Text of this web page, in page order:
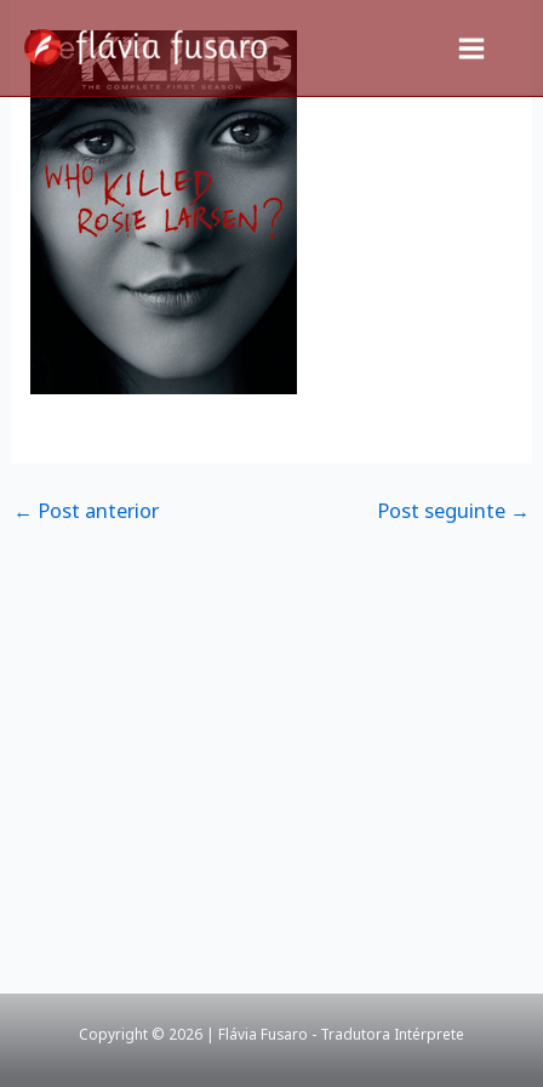
para
conteúdo
← Post anterior Post seguinte →
Copyright © 2026 | Flávia Fusaro - Tradutora Intérprete